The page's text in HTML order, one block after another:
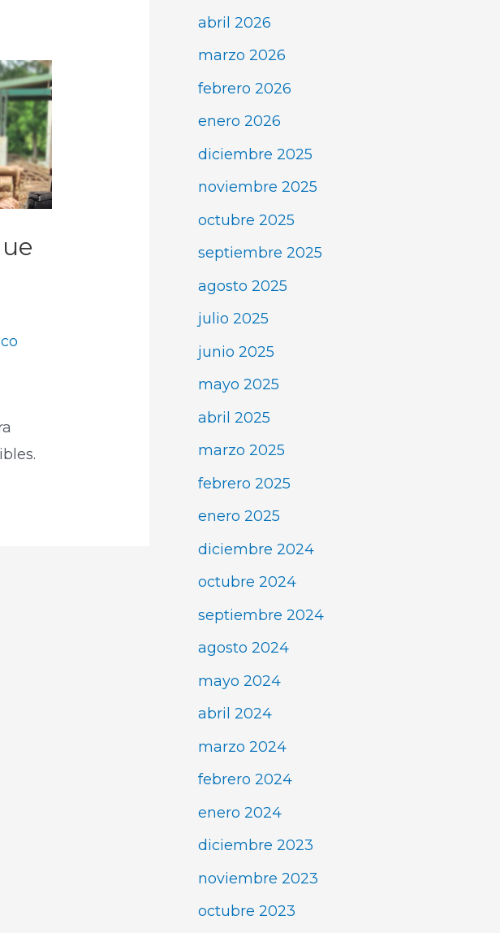
abril 2026
marzo 2026
febrero 2026
enero 2026
diciembre 2025
noviembre 2025
octubre 2025
septiembre 2025
agosto 2025
julio 2025
junio 2025
mayo 2025
abril 2025
marzo 2025
febrero 2025
enero 2025
diciembre 2024
octubre 2024
septiembre 2024
agosto 2024
mayo 2024
abril 2024
marzo 2024
febrero 2024
enero 2024
diciembre 2023
noviembre 2023
octubre 2023